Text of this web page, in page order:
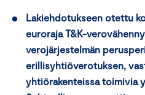
Lakiehdotukseen otettu
euroraja T&K-
verojärjestelmän
erillisyhtiöverotuksen,
yhtiörakenteissa toimivia